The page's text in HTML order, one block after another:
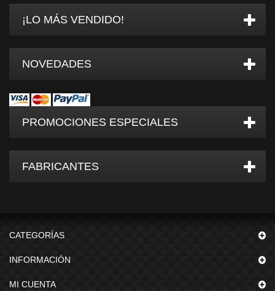
¡LO MÁS VENDIDO!
NOVEDADES
PROMOCIONES ESPECIALES
FABRICANTES
CATEGORÍAS
INFORMACIÓN
MI CUENTA